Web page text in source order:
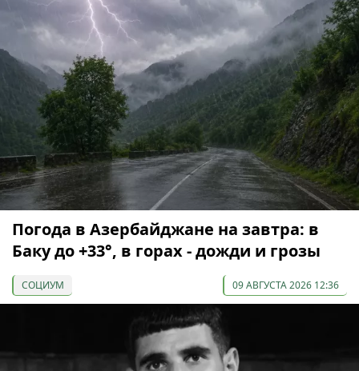
Погода в Азербайджане на завтра: в
Баку до +33°, в горах - дожди и грозы
СОЦИУМ 09 АВГУСТА 2026 12:36